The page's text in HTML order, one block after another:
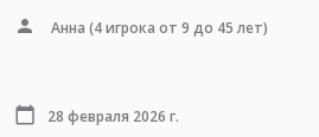
Анна (4 игрока от 9 до 45 лет)
28 февраля 2026 г.